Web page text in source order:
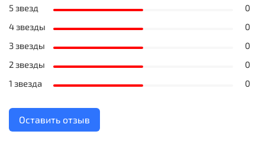
5 звезд
0
4 звезды
0
3 звезды
0
2 звезды
0
1 звезда
0
Оставить отзыв